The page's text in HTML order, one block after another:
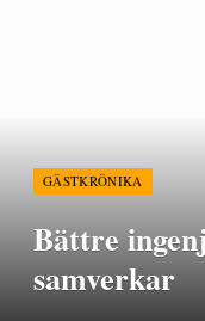
GÄSTKRÖNIKA
Bättre
samverkar